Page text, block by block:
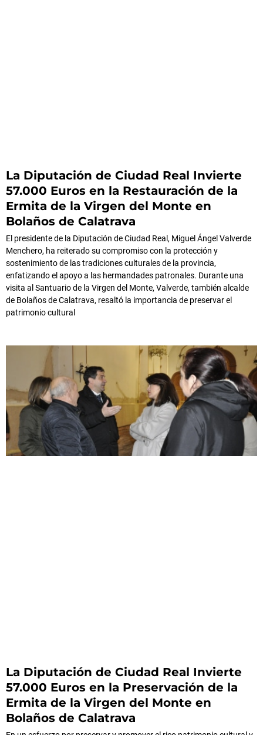
La Diputación de Ciudad Real Invierte
57.000 Euros en la Restauración de la
Ermita de la Virgen del Monte en
Bolaños de Calatrava
El presidente de la Diputación de Ciudad Real, Miguel Ángel Valverde
Menchero, ha reiterado su compromiso con la protección y
sostenimiento de las tradiciones culturales de la provincia,
enfatizando el apoyo a las hermandades patronales. Durante una
visita al Santuario de la Virgen del Monte, Valverde, también alcalde
de Bolaños de Calatrava, resaltó la importancia de preservar el
patrimonio cultural
La Diputación de Ciudad Real Invierte
57.000 Euros en la Preservación de la
Ermita de la Virgen del Monte en
Bolaños de Calatrava